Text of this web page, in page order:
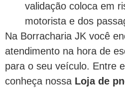
validação coloca em
motorista e dos
Na Borracharia JK você
atendimento na hora de
para o seu veículo. Entre
conheça nossa Loja de